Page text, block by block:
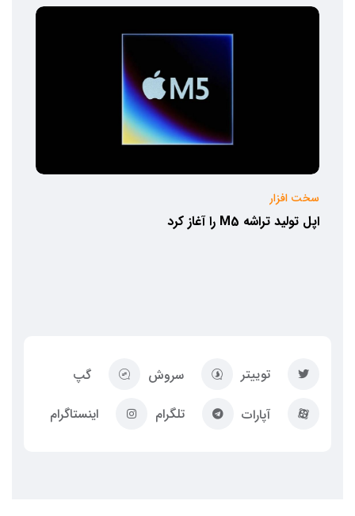
سخت افزار
اپل تولید تراشه M5 را آغاز کرد
توییتر سروش
گپ
آپارات
تلگرام اینستاگرام